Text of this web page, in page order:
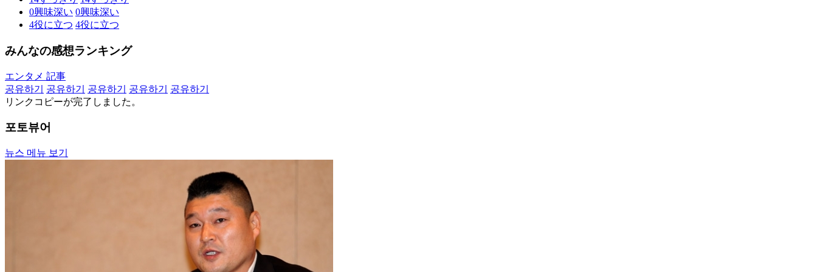
0興味深い 0興味深い
4役に立つ 4役に立つ
みんなの感想ランキング
エンタメ 記事
공유하기
공유하기 공유하기 공유하기
공유하기
リンクコピーが完了しました。
포토뷰어
뉴스 메뉴 보기